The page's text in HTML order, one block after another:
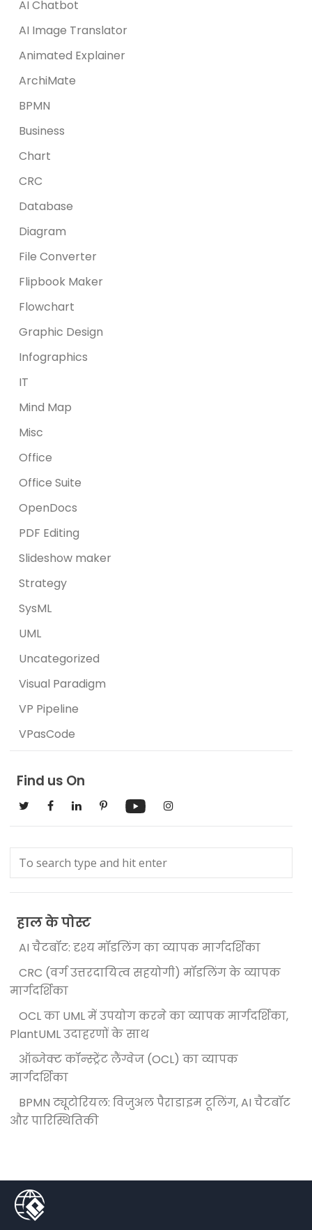
AI Chatbot
AI Image Translator
Animated Explainer
ArchiMate
BPMN
Business
Chart
CRC
Database
Diagram
File Converter
Flipbook Maker
Flowchart
Graphic Design
Infographics
IT
Mind Map
Misc
Office
Office Suite
OpenDocs
PDF Editing
Slideshow maker
Strategy
SysML
UML
Uncategorized
Visual Paradigm
VP Pipeline
VPasCode
Find us On
हाल के पोस्ट
AI चैटबॉट: दृश्य मॉडलिंग का व्यापक मार्गदर्शिका
CRC (वर्ग उत्तरदायित्व सहयोगी) मॉडलिंग के व्यापक
मार्गदर्शिका
OCL का UML में उपयोग करने का व्यापक मार्गदर्शिका,
PlantUML उदाहरणों के साथ
ऑब्जेक्ट कॉन्स्ट्रेंट लैंग्वेज (OCL) का व्यापक
मार्गदर्शिका
BPMN ट्यूटोरियल: विजुअल पैराडाइम टूलिंग, AI चैटबॉट
और पारिस्थितिकी